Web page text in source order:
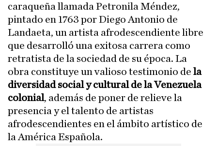
caraqueña llamada Petronila Méndez,
pintado en 1763 por Diego Antonio de
Landaeta, un artista afrodescendiente libre
que desarrolló una exitosa carrera como
retratista de la sociedad de su época. La
obra constituye un valioso testimonio de la
diversidad social y cultural de la Venezuela
colonial, además de poner de relieve la
presencia y el talento de artistas
afrodescendientes en el ámbito artístico de
la América Española.